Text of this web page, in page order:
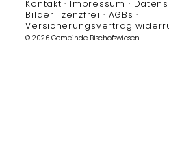
Kontakt Impressum
Bilder lizenzfrei
AGBs
Versicherungsvertrag
© 2026 Gemeinde Bischofswiesen